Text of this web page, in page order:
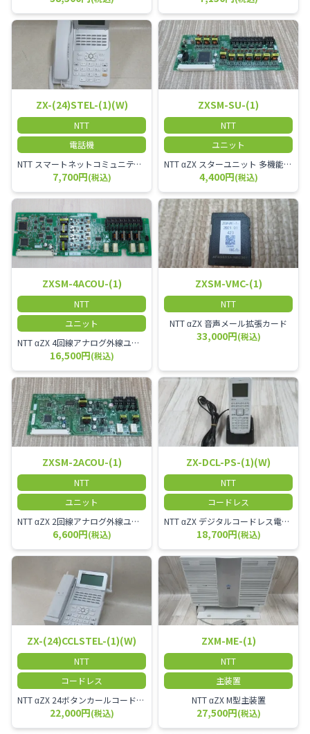
ZX-(24)STEL-(1)(W)
NTT
電話機
NTT スマートネットコミュニティαZX 24ボタンスター標準電話機
7,700円(税込)
ZXSM-SU-(1)
NTT
ユニット
NTT αZX スターユニット 多機能電話機ユニット
4,400円(税込)
ZXSM-4ACOU-(1)
NTT
ユニット
NTT αZX 4回線アナログ外線ユニット アナログ4ch収容ユニット
16,500円(税込)
ZXSM-VMC-(1)
NTT
NTT αZX 音声メール拡張カード
33,000円(税込)
ZXSM-2ACOU-(1)
NTT
ユニット
NTT αZX 2回線アナログ外線ユニット
6,600円(税込)
ZX-DCL-PS-(1)(W)
NTT
コードレス
NTT αZX デジタルコードレス電話機 対応主装置及びアンテナを使用してご利用いただけます。 特に工場や倉庫等、オフィスから離れたところで作業をされている方に適しています。
18,700円(税込)
ZX-(24)CCLSTEL-(1)(W)
NTT
コードレス
NTT αZX 24ボタンカールコードレス電話機 無線タイプ、電話機と子機が離れるタイプのカールコードレス電話機です。 決裁者様等、オフィス内を頻繁に動かれる方のご使用が多いです。
22,000円(税込)
ZXM-ME-(1)
NTT
主装置
NTT αZX M型主装置
27,500円(税込)